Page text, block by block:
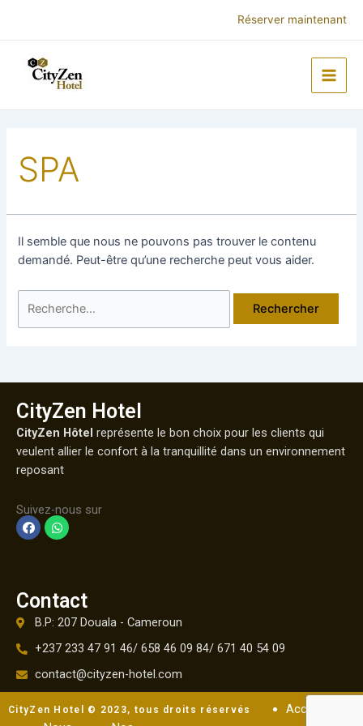
Réserver maintenant
Main
SPA
Il semble que nous ne pouvons pas trouver le contenu
demandé. Peut-être qu’une recherche peut vous aider.
CityZen Hotel
CityZen Hôtel représente le bon choix pour les clients qui
veulent allier le confort à la tranquillité dans un environnement
reposant
Suivez-nous sur
F
a
c
o
k
W
h
a
p
p
Contact
B.P: 207 Douala - Cameroun
+237 233 47 91 46/ 658 46 09 84/ 671 40 54 09
contact@cityzen-hotel.com
CityZen Hotel © 2023, tous droits réservés
Accueil